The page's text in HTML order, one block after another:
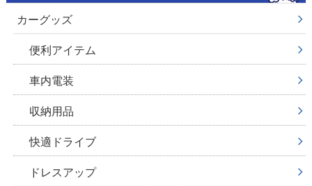
カーグッズ
便利アイテム
車内電装
収納用品
快適ドライブ
ドレスアップ